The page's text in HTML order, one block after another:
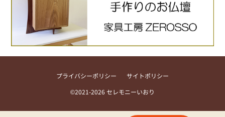
プライバシーポリシー
サイトポリシー
©2021-2026 セレモニーいおり